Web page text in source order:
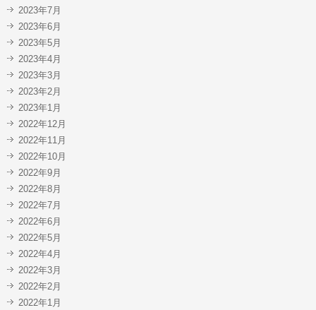
2023年7月
2023年6月
2023年5月
2023年4月
2023年3月
2023年2月
2023年1月
2022年12月
2022年11月
2022年10月
2022年9月
2022年8月
2022年7月
2022年6月
2022年5月
2022年4月
2022年3月
2022年2月
2022年1月